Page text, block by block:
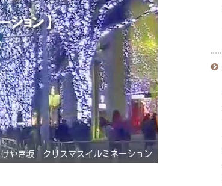
けやき坂 クリスマスイルミネーション